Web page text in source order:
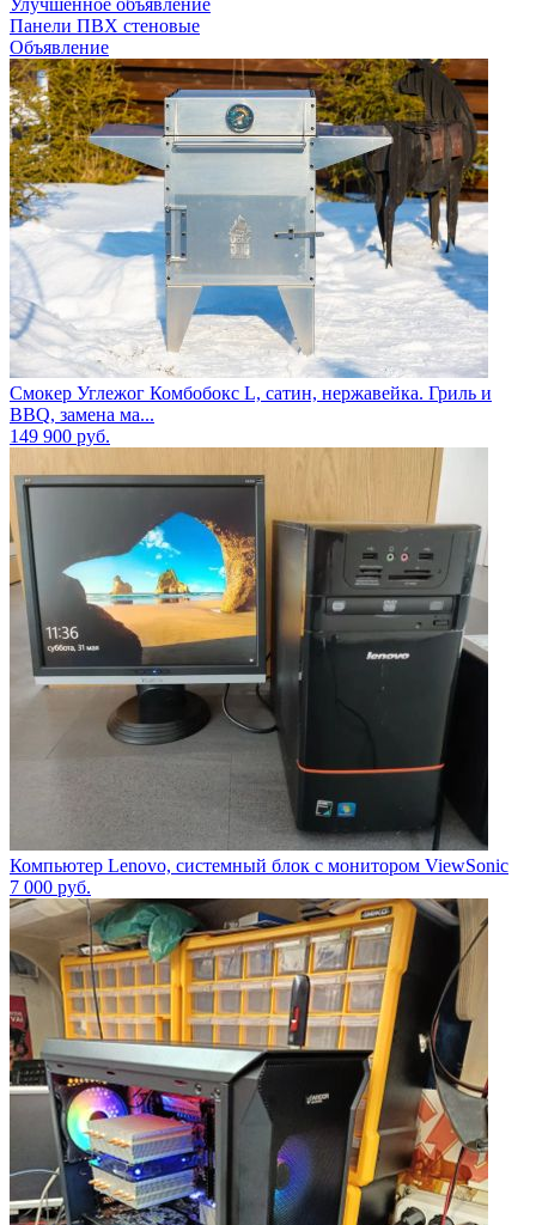
Панели ПВХ стеновые
Объявление
Смокер Углежог Комбобокс L, сатин, нержавейка. Гриль и
BBQ, замена ма...
149 900 руб.
Компьютер Lenovo, системный блок с монитором ViewSonic
7 000 руб.